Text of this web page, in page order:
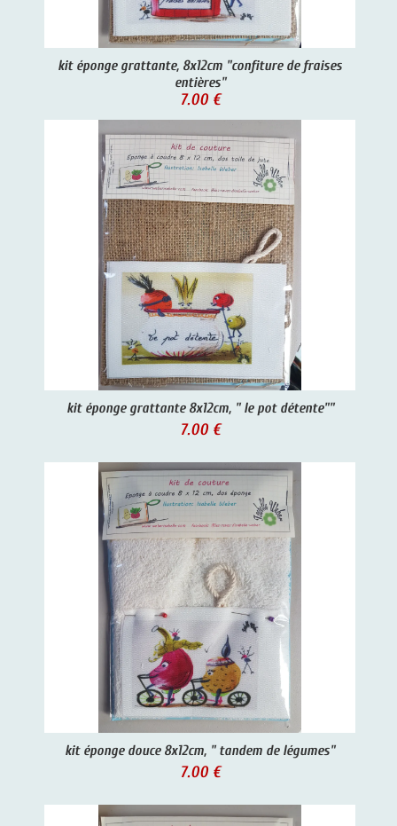
kit éponge grattante, 8x12cm "confiture de fraises
entières"
7.00 €
kit éponge grattante 8x12cm, " le pot détente""
7.00 €
kit éponge douce 8x12cm, " tandem de légumes"
7.00 €